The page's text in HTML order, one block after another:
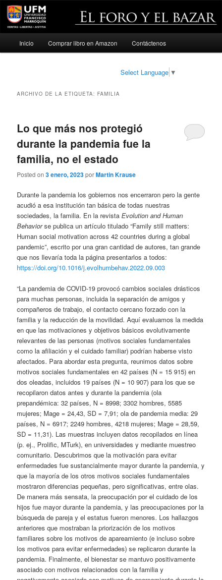
Ir
Ir
Inicio Comprar libro en Amazon Contáctenos
Select Language ▼
ARCHIVO DE LA ETIQUETA: FAMILIA
Lo que más nos protegió
durante la pandemia fue la
familia, no el estado
Posted on3 enero, 2023porMartin Krause
Durante la pandemia los gobiernos nos encerraron pero la gente
acudió a esa institución tan básica de todas nuestras
sociedades, la familia. En la revistaEvolution and Human
Behaviorse publica un artículo titulado “Family still matters:
Human social motivation across 42 countries during a global
pandemic”, escrito por una gran cantidad de autores, tan grande
que nos llevaría toda la página presentarlos a todos:
https://doi.org/10.1016/j.evolhumbehav.2022.09.003
“La pandemia de COVID-19 provocó cambios sociales drásticos
para muchas personas, incluida la separación de amigos y
compañeros de trabajo, el contacto cercano forzado con la
familia y la reducción de la movilidad. Aquí evaluamos la medida
en que las motivaciones y objetivos básicos evolutivamente
relevantes de las personas (motivos sociales fundamentales
como la afiliación y el cuidado familiar) podrían haberse visto
afectados. Para abordar esta pregunta, reunimos datos sobre
motivos sociales fundamentales en 42 países (N = 15 915) en
dos oleadas, incluidos 19 países (N = 10 907) para los que se
recopilaron datos antes y durante la pandemia (ola
prepandémica: 32 países, N = 8998; 3302 hombres, 5585
mujeres; Mage = 24,43, SD = 7,91; ola de pandemia media: 29
países, N = 6917; 2249 hombres, 4218 mujeres; Mage = 28,59,
SD = 11,31). Las muestras incluyen datos recopilados en línea
(p. ej., Prolific, MTurk), en universidades y mediante muestreo
comunitario. Descubrimos que la motivación para evitar
enfermedades fue sustancialmente mayor durante la pandemia, y
que la mayoría de los otros motivos sociales fundamentales
mostraron diferencias pequeñas, pero significativas, entre olas.
De manera más sensata, la preocupación por el cuidado de los
hijos fue mayor durante la pandemia, y las preocupaciones por la
búsqueda de pareja y el estatus fueron menores. Los hallazgos
anteriores que mostraban la priorización de los motivos
familiares sobre los motivos de apareamiento (e incluso sobre
los motivos para evitar enfermedades) se replicaron durante la
pandemia. Finalmente, el bienestar se mantuvo positivamente
asociado con motivos relacionados con la familia y